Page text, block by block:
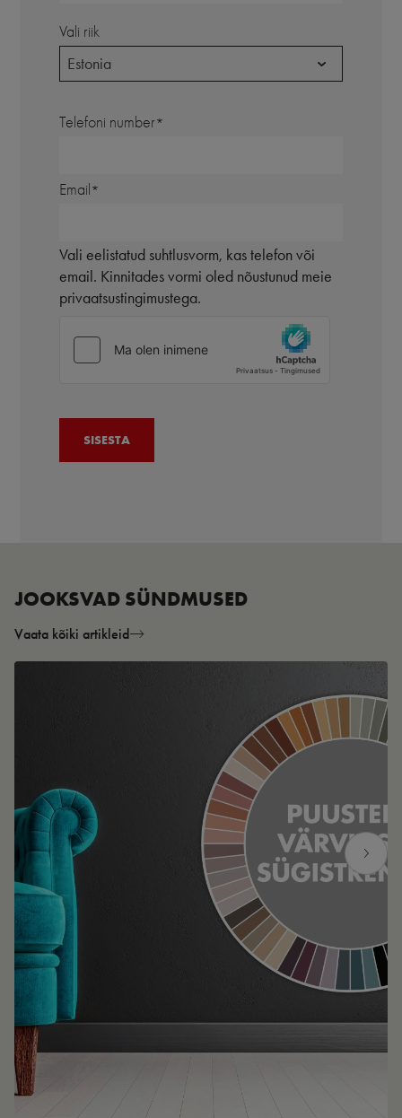
Vali riik
Estonia
Telefoni number
Email
Vali eelistatud suhtlusvorm, kas telefon või
email. Kinnitades vormi oled nõustunud meie
privaatsustingimustega.
JOOKSVAD SÜNDMUSED
Vaata kõiki artikleid